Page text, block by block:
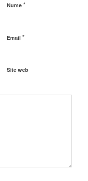
Nume *
Email *
Site web